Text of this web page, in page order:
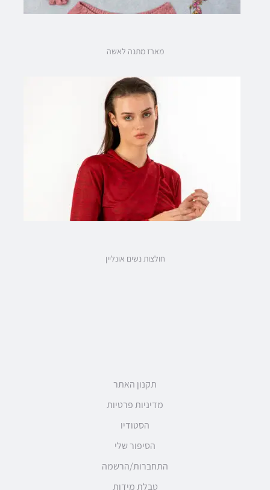
מארז מתנה לאשה
חולצות נשים אונליין
תקנון האתר
מדיניות פרטיות
הסטודיו
הסיפור שלי
התחברות/הרשמה
טבלת מידות